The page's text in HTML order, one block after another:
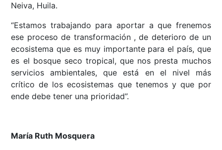
Neiva, Huila.
“Estamos trabajando para aportar a que frenemos
ese proceso de transformación , de deterioro de un
ecosistema que es muy importante para el país, que
es el bosque seco tropical, que nos presta muchos
servicios ambientales, que está en el nivel más
crítico de los ecosistemas que tenemos y que por
ende debe tener una prioridad”.
María Ruth Mosquera